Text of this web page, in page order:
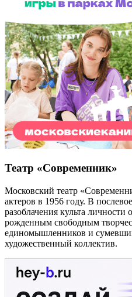
Театр «Современник»
Московский театр
актеров в 1956 году. В
разоблачения культа личности
рожденным свободным
единомышленников и
художественный коллектив.